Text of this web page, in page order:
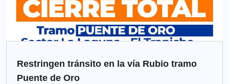
Restringen tránsito en la vía Rubio tramo
Puente de Oro